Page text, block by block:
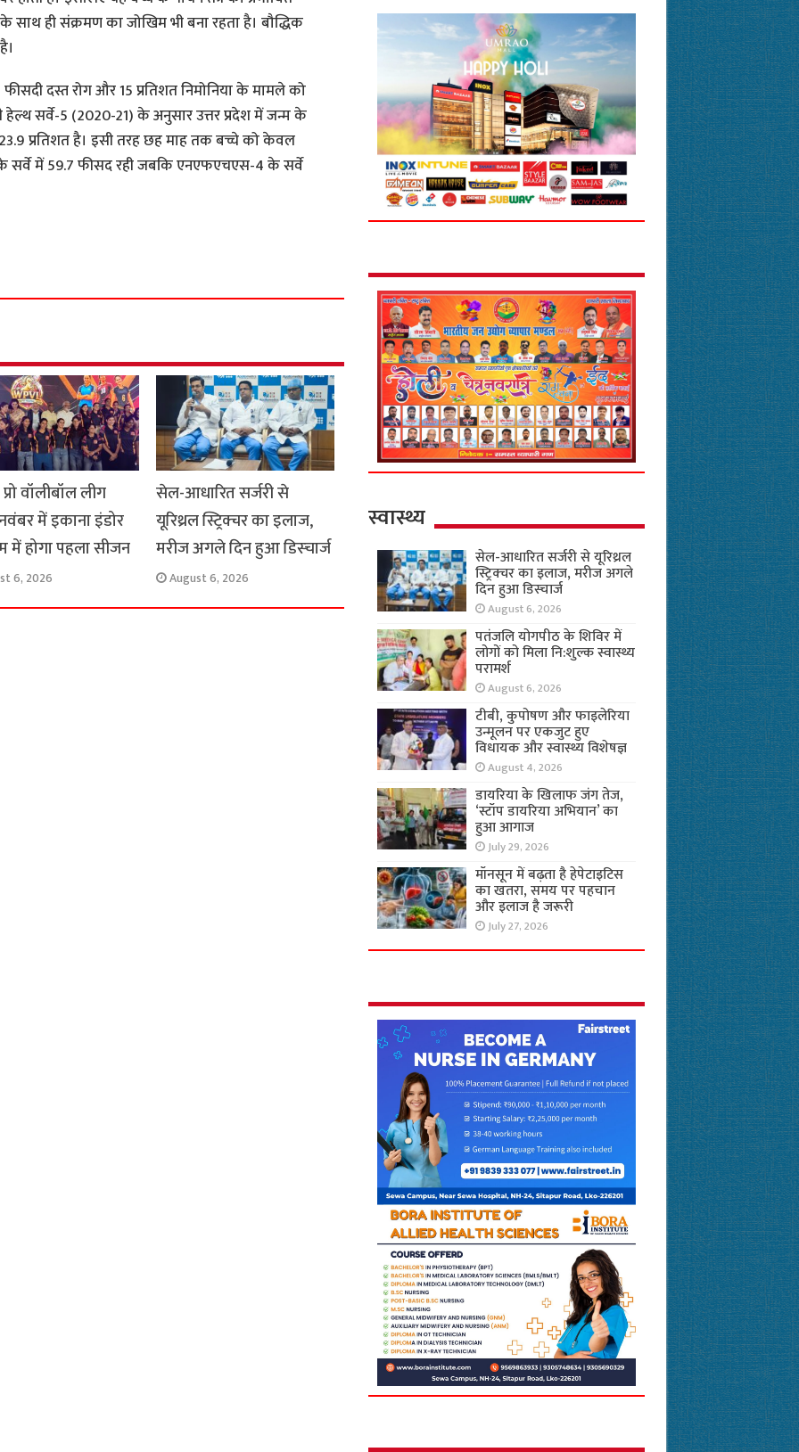
ही संक्रमण का जोखिम भी बना रहता है। बौद्धिक
दस्त रोग और 15 प्रतिशत निमोनिया के मामले को
सर्वे-5 (2020-21) के अनुसार उत्तर प्रदेश में जन्म के
प्रतिशत है। इसी तरह छह माह तक बच्चे को केवल
सर्वे में 59.7 फीसद रही जबकि एनएफएचएस-4 के सर्वे
वॉलीबॉल लीग
में इकाना इंडोर
में होगा पहला सीजन
6, 2026
सेल-आधारित सर्जरी से
यूरिथ्रल स्ट्रिक्चर का इलाज,
मरीज अगले दिन हुआ डिस्चार्ज
August 6, 2026
स्वास्थ्य
सेल-आधारित सर्जरी से यूरिथ्रल
स्ट्रिक्चर का इलाज, मरीज अगले
दिन हुआ डिस्चार्ज
August 6, 2026
पतंजलि योगपीठ के शिविर में
लोगों को मिला नि:शुल्क स्वास्थ्य
परामर्श
August 6, 2026
टीबी, कुपोषण और फाइलेरिया
उन्मूलन पर एकजुट हुए
विधायक और स्वास्थ्य विशेषज्ञ
August 4, 2026
डायरिया के खिलाफ जंग तेज,
‘स्टॉप डायरिया अभियान’ का
हुआ आगाज
July 29, 2026
मॉनसून में बढ़ता है हेपेटाइटिस
का खतरा, समय पर पहचान
और इलाज है जरूरी
July 27, 2026